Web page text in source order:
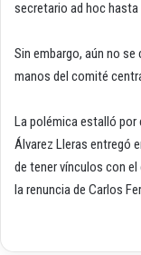
secretario ad hoc hasta
Sin embargo, aún no
manos del comité
La polémica estalló por
Álvarez Lleras entregó
de tener vínculos con el
la renuncia de Carlos